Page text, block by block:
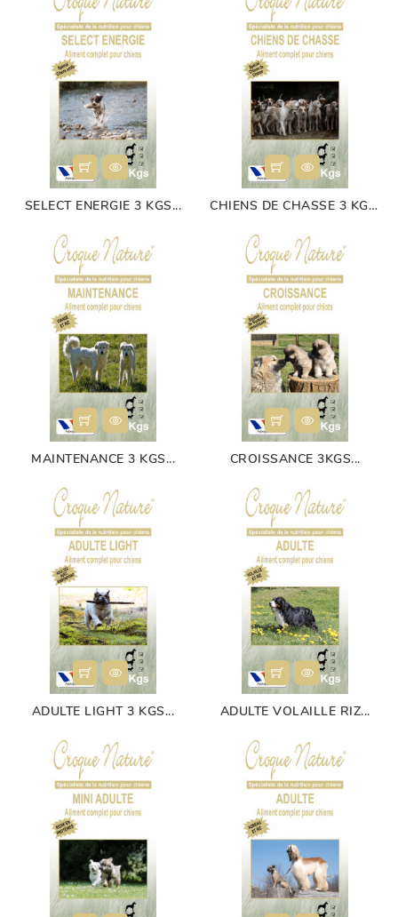
SELECT ENERGIE 3 KGS... CHIENS DE CHASSE 3 KGS...
MAINTENANCE 3 KGS... CROISSANCE 3KGS...
ADULTE LIGHT 3 KGS... ADULTE VOLAILLE RIZ...